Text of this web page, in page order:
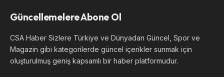
Güncellemelere Abone Ol
CSA Haber Sizlere Türkiye ve Dünyadan Güncel, Spor ve
Magazin gibi kategorilerde güncel içerikler sunmak için
oluşturulmuş geniş kapsamlı bir haber platformudur.